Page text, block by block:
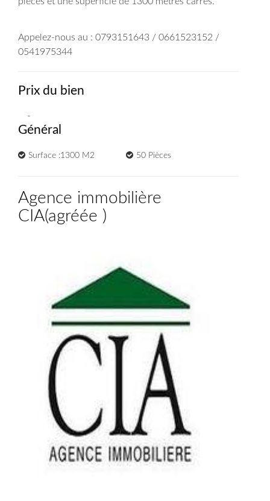
Appelez-nous au : 0793151643 / 0661523152 /
0541975344
Prix du bien
-
Général
Surface :1300 M2 50 Pièces
Agence immobilière
CIA(agréée )